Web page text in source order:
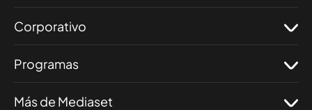
Corporativo
Programas
Más de Mediaset